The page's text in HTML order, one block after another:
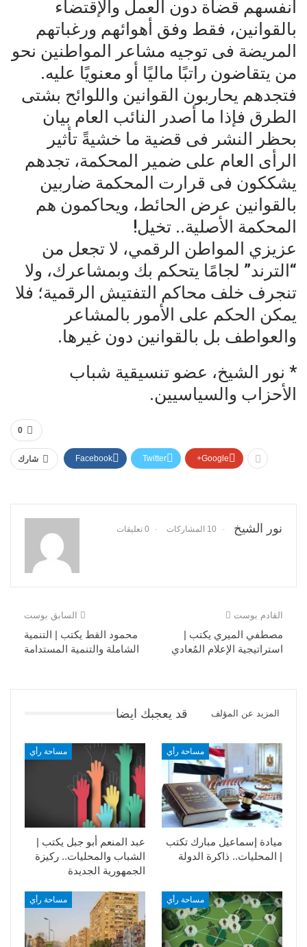
أنفسهم قضاة دون العمل والإقتضاء
بالقوانين، فقط وفق أهوائهم ورغباتهم
المريضة فى توجيه مشاعر المواطنين نحو
من يتقاضون راتبًا ماليًا أو معنويًا عليه.
فتجدهم يحاربون القوانين واللوائح بشتى
الطرق فإذا ما أصدر النائب العام بيان
بحظر النشر فى قضية ما خشيةً تأثير
الرأى العام على ضمير المحكمة، تجدهم
يشككون فى قرارت المحكمة ضاربين
بالقوانين عرض الحائط، ويحاكمون هم
المحكمة الأصلية.. تخيل!
عزيزي المواطن الرقمي، لا تجعل من
“الترند” لجامًا يتحكم بك وبمشاعرك، ولا
تنجرف خلف محاكم التفتيش الرقمية؛ فلا
يمكن الحكم على الأمور بالمشاعر
والعواطف بل بالقوانين دون غيرها.
* نور الشيخ، عضو تنسيقية شباب
الأحزاب والسياسيين.
0
شارك Facebook Twitter Google+
نور الشيخ 10 المشاركات 0 تعليقات
السابق بوست
محمود القط يكتب | التنمية
الشاملة والتنمية المستدامة
القادم بوست
مصطفي الميري يكتب |
استراتيجية الإعلام المُعادي
قد يعجبك ايضا المزيد عن المؤلف
مساحة رأي
عبد المنعم أبو جبل يكتب |
الشباب والمحليات.. ركيزة
الجمهورية الجديدة
مساحة رأي
ميادة إسماعيل مبارك تكتب
| المحليات.. ذاكرة الدولة
مساحة رأي مساحة رأي